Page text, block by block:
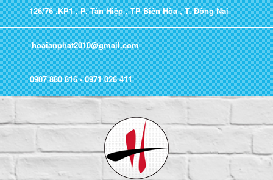
126/76 ,KP1 , P. Tân Hiệp , TP Biên Hòa , T. Đồng Nai
hoaianphat2010@gmail.com
0907 880 816 - 0971 026 411